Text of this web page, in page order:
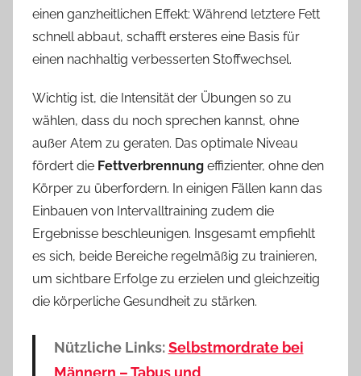
einen ganzheitlichen Effekt: Während letztere Fett
schnell abbaut, schafft ersteres eine Basis für
einen nachhaltig verbesserten Stoffwechsel.
Wichtig ist, die Intensität der Übungen so zu
wählen, dass du noch sprechen kannst, ohne
außer Atem zu geraten. Das optimale Niveau
fördert die Fettverbrennung effizienter, ohne den
Körper zu überfordern. In einigen Fällen kann das
Einbauen von Intervalltraining zudem die
Ergebnisse beschleunigen. Insgesamt empfiehlt
es sich, beide Bereiche regelmäßig zu trainieren,
um sichtbare Erfolge zu erzielen und gleichzeitig
die körperliche Gesundheit zu stärken.
Nützliche Links:Selbstmordrate bei
Männern – Tabus und